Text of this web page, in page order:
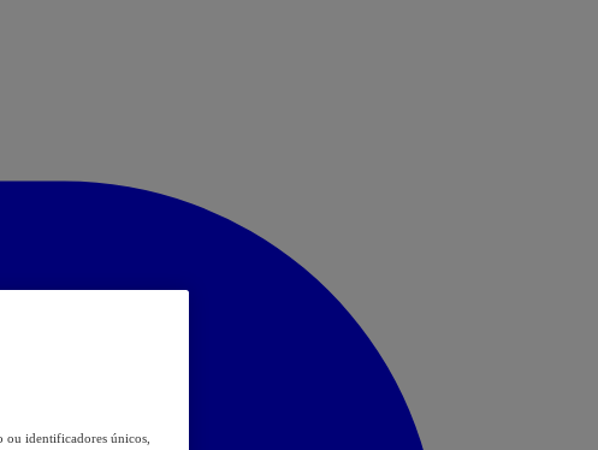
ou identificadores únicos,